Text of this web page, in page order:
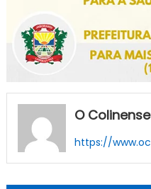
O Colinense
https://